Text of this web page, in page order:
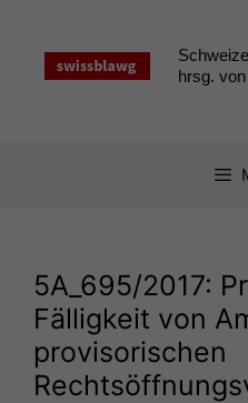
springen
hrsg.
5A_695/2017:
Fälligkeit von
provisorischen